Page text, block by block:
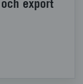
export